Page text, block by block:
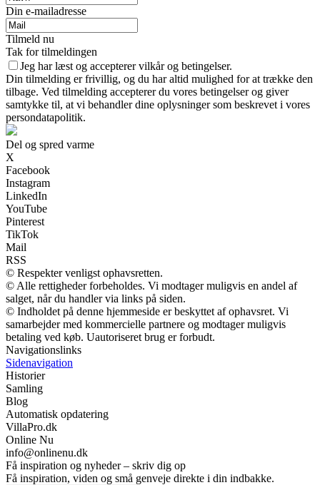
Din e-mailadresse
Tilmeld nu
Tak for tilmeldingen
Jeg har læst og accepterer vilkår og betingelser.
Din tilmelding er frivillig, og du har altid mulighed for at trække den
tilbage. Ved tilmelding accepterer du vores betingelser og giver
samtykke til, at vi behandler dine oplysninger som beskrevet i vores
persondatapolitik.
Del og spred varme
X
Facebook
Instagram
LinkedIn
YouTube
Pinterest
TikTok
Mail
RSS
© Respekter venligst ophavsretten.
© Alle rettigheder forbeholdes. Vi modtager muligvis en andel af
salget, når du handler via links på siden.
© Indholdet på denne hjemmeside er beskyttet af ophavsret. Vi
samarbejder med kommercielle partnere og modtager muligvis
betaling ved køb. Uautoriseret brug er forbudt.
Navigationslinks
Sidenavigation
Historier
Samling
Blog
Automatisk opdatering
VillaPro.dk
Online Nu
info@onlinenu.dk
Få inspiration og nyheder – skriv dig op
Få inspiration, viden og små genveje direkte i din indbakke.